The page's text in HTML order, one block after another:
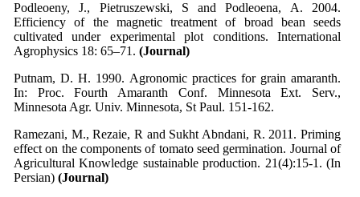
Podleoeny, J., Pietruszewski, S and Podleoena, A. 2004.
Efficiency of the magnetic treatment of broad bean seeds
cultivated under experimental plot conditions. International
Agrophysics 18: 65–71. (Journal)
Putnam, D. H. 1990. Agronomic practices for grain amaranth.
In: Proc. Fourth Amaranth Conf. Minnesota Ext. Serv.,
Minnesota Agr. Univ. Minnesota, St Paul. 151-162.
Ramezani, M., Rezaie, R and Sukht Abndani, R. 2011. Priming
effect on the components of tomato seed germination. Journal of
Agricultural Knowledge sustainable production. 21(4):15-1. (In
Persian) (Journal)